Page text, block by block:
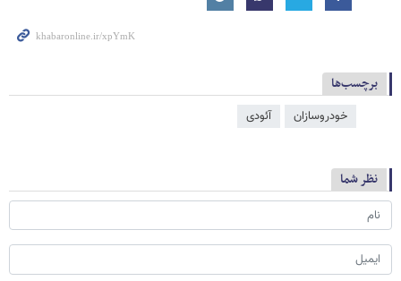
برچسب‌ها
خودروسازان آئودی
نظر شما